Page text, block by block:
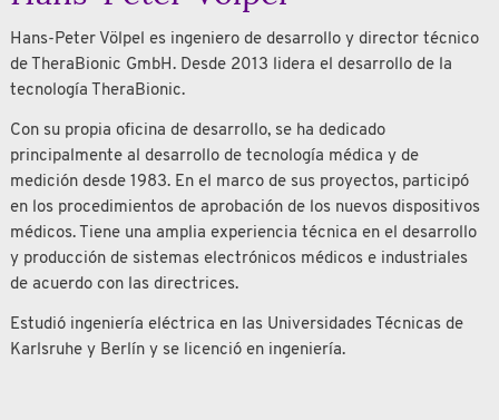
Hans-Peter Völpel es ingeniero de desarrollo y director técnico
de TheraBionic GmbH. Desde 2013 lidera el desarrollo de la
tecnología TheraBionic.
Con su propia oficina de desarrollo, se ha dedicado
principalmente al desarrollo de tecnología médica y de
medición desde 1983. En el marco de sus proyectos, participó
en los procedimientos de aprobación de los nuevos dispositivos
médicos. Tiene una amplia experiencia técnica en el desarrollo
y producción de sistemas electrónicos médicos e industriales
de acuerdo con las directrices.
Estudió ingeniería eléctrica en las Universidades Técnicas de
Karlsruhe y Berlín y se licenció en ingeniería.